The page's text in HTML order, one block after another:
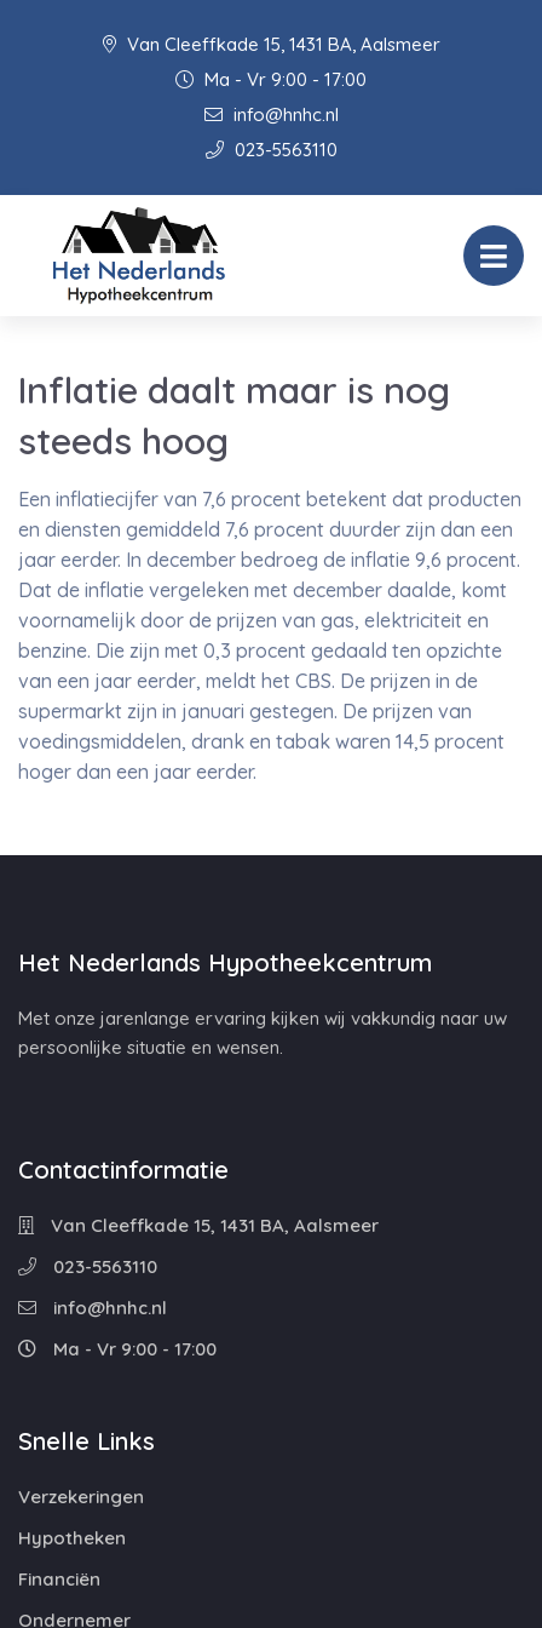
Van Cleeffkade 15, 1431 BA, Aalsmeer
Ma - Vr 9:00 - 17:00
info@hnhc.nl
023-5563110
Inflatie daalt maar is nog
steeds hoog
Een inflatiecijfer van 7,6 procent betekent dat producten
en diensten gemiddeld 7,6 procent duurder zijn dan een
jaar eerder. In december bedroeg de inflatie 9,6 procent.
Dat de inflatie vergeleken met december daalde, komt
voornamelijk door de prijzen van gas, elektriciteit en
benzine. Die zijn met 0,3 procent gedaald ten opzichte
van een jaar eerder, meldt het CBS. De prijzen in de
supermarkt zijn in januari gestegen. De prijzen van
voedingsmiddelen, drank en tabak waren 14,5 procent
hoger dan een jaar eerder.
Het Nederlands Hypotheekcentrum
Met onze jarenlange ervaring kijken wij vakkundig naar uw
persoonlijke situatie en wensen.
Contactinformatie
Van Cleeffkade 15, 1431 BA, Aalsmeer
023-5563110
info@hnhc.nl
Ma - Vr 9:00 - 17:00
Snelle Links
Verzekeringen
Hypotheken
Financiën
Ondernemer